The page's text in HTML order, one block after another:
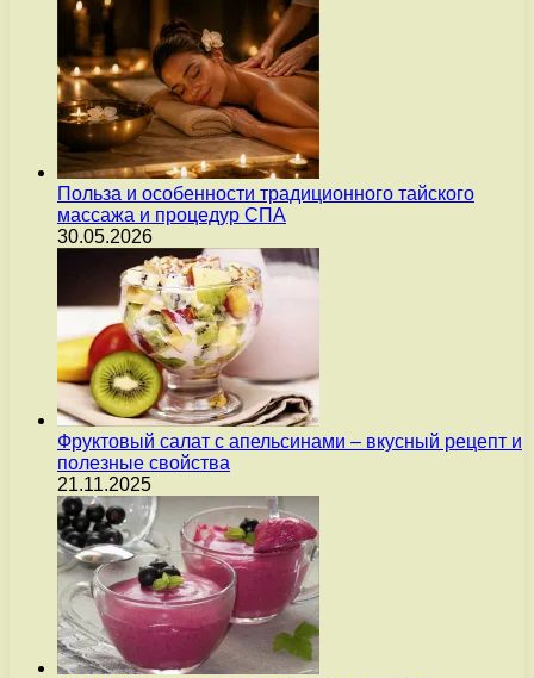
Польза и особенности традиционного тайского
массажа и процедур СПА
30.05.2026
Фруктовый салат с апельсинами – вкусный рецепт и
полезные свойства
21.11.2025